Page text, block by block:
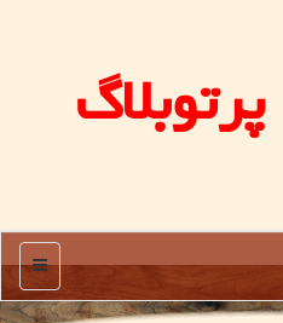
پرتوبلاگ
منو